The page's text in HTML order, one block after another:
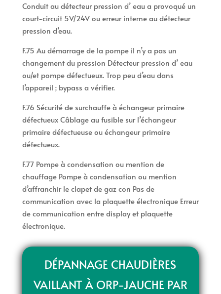
Conduit au détecteur pression d’ eau a provoqué un
court-circuit 5V/24V ou erreur interne au détecteur
pression d’eau.
F.75 Au démarrage de la pompe il n’y a pas un
changement du pression Détecteur pression d’ eau
ou/et pompe défectueux. Trop peu d’eau dans
l’appareil ; bypass a vérifier.
F.76 Sécurité de surchauffe à échangeur primaire
défectueux Câblage au fusible sur l’échangeur
primaire défectueuse ou échangeur primaire
défectueux.
F.77 Pompe à condensation ou mention de
chauffage Pompe à condensation ou mention
d’affranchir le clapet de gaz con Pas de
communication avec la plaquette électronique Erreur
de communication entre display et plaquette
électronique.
DÉPANNAGE CHAUDIÈRES
VAILLANT À ORP-JAUCHE PAR